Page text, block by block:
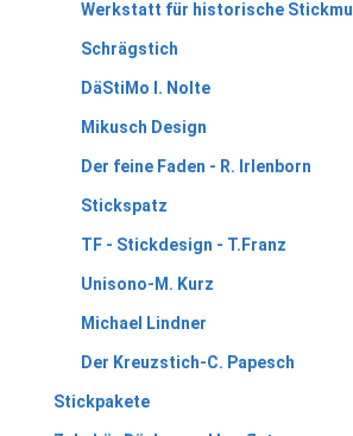
Werkstatt für historische
Schrägstich
DäStiMo I. Nolte
Mikusch Design
Der feine Faden - R. Irlenborn
Stickspatz
TF - Stickdesign - T.Franz
Unisono-M. Kurz
Michael Lindner
Der Kreuzstich-C. Papesch
Stickpakete